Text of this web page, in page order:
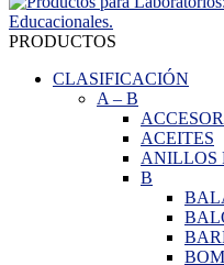
PRODUCTOS
CLASIFICACIÓN
A – B
ACEITES
ANILLOS
B